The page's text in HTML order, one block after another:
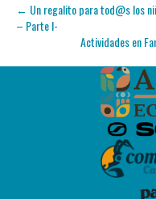
← Un regalito para tod@s los
– Parte I-
Actividades en